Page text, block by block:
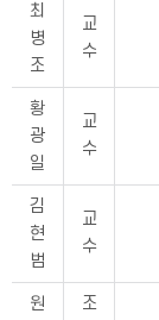
최
병
조
교
수
황
광
일
교
수
김
현
범
교
수
원
조